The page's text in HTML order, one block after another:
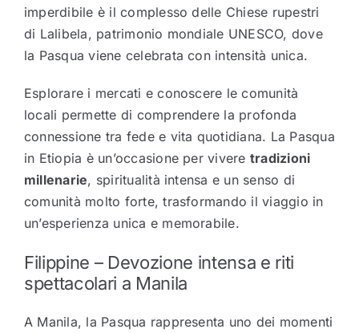
imperdibile è il complesso delle Chiese rupestri
di Lalibela, patrimonio mondiale UNESCO, dove
la Pasqua viene celebrata con intensità unica.
Esplorare i mercati e conoscere le comunità
locali permette di comprendere la profonda
connessione tra fede e vita quotidiana. La Pasqua
in Etiopia è un’occasione per vivere tradizioni
millenarie, spiritualità intensa e un senso di
comunità molto forte, trasformando il viaggio in
un’esperienza unica e memorabile.
Filippine – Devozione intensa e riti
spettacolari a Manila
A Manila, la Pasqua rappresenta uno dei momenti